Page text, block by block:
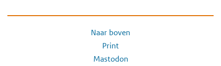
Naar boven
Print
Mastodon